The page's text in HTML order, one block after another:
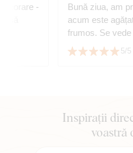
-
Bună ziua, am
acum este
frumos. Se vede de asemenea și
copacul vieții
5/5
Inspirații
voastră